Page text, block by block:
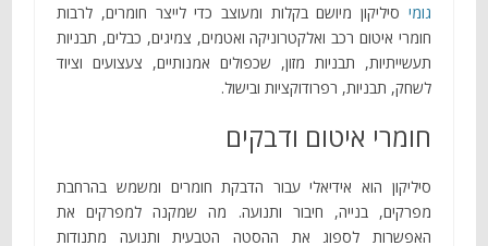
גומי סיליקון מיושם בקלות ומעוצב כדי לייצר חומרים, לרבות
חומרי איטום רכב ואלקטרוניקה ואטמים, צמיגים, כבלים, תבניות
תעשייתיות, תבניות מזון, שכפולים אמנותיים, צעצועים וציוד
לשחק, תבניות, רפרודוקציות ובישול.
חומרי איטום ודבקים
סיליקון הוא אידיאלי עבור הדבקת חומרים ומשמש בהרחבת
מפרקים, בנייה, חיבור ותנועה. מה שמקנה למפרקים את
האפשרות לספוג את ההסטה הטבעית ותנועה מתנודות